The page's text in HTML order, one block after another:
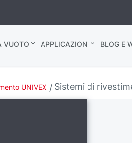
VUOTO APPLICAZIONI BLOG E
UNIVEX Sistemi di